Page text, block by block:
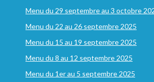
Menu du 29 septembre au 3 octobre
Menu du 22 au 26 septembre 2025
Menu du 15 au 19 septembre 2025
Menu du 8 au 12 septembre 2025
Menu du 1er au 5 septembre 2025